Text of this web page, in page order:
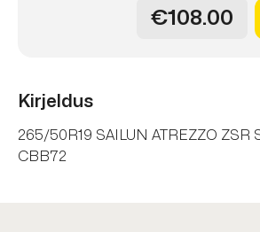
€108.00
Kirjeldus
265/50R19 SAILUN ATREZZO ZSR
CBB72